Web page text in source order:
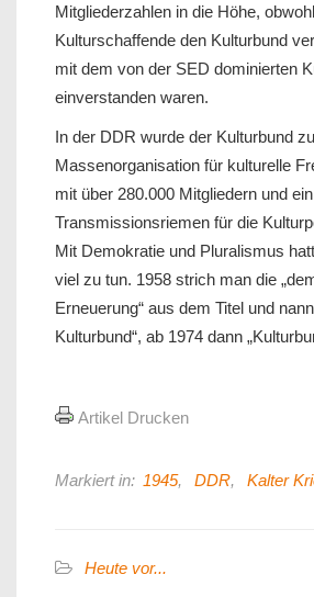
Mitgliederzahlen in die Höhe,
Kulturschaffende den Kulturbund
mit dem von der SED dominierten
einverstanden waren.
In der DDR wurde der Kulturbund
Massenorganisation für kulturelle
mit über 280.000 Mitgliedern und ein
Transmissionsriemen für die
Mit Demokratie und Pluralismus
viel zu tun. 1958 strich man die
Erneuerung“ aus dem Titel und
Kulturbund“, ab 1974 dann
Artikel Drucken
Markiert in: 1945, DDR, Kalter
Heute vor...